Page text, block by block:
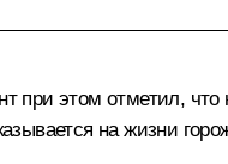
при этом отметил, что
на жизни